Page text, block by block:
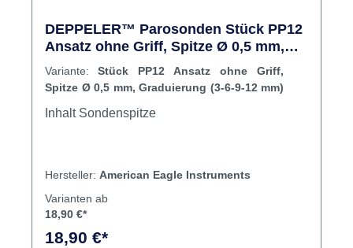
DEPPELER™ Parosonden Stück PP12
Ansatz ohne Griff, Spitze Ø 0,5 mm,
Graduierung (3-6-9-12 mm)
Variante: Stück PP12 Ansatz ohne Griff,
Spitze Ø 0,5 mm, Graduierung (3-6-9-12 mm)
Inhalt Sondenspitze
Hersteller: American Eagle Instruments
Varianten ab
18,90 €*
18,90 €*